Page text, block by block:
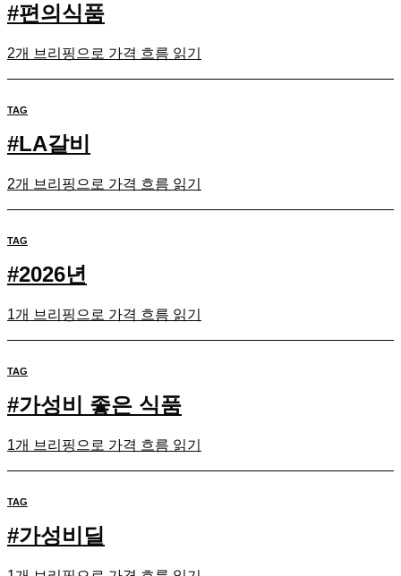
#편의식품
2개 브리핑으로 가격 흐름 읽기
TAG
#LA갈비
2개 브리핑으로 가격 흐름 읽기
TAG
#2026년
1개 브리핑으로 가격 흐름 읽기
TAG
#가성비 좋은 식품
1개 브리핑으로 가격 흐름 읽기
TAG
#가성비딜